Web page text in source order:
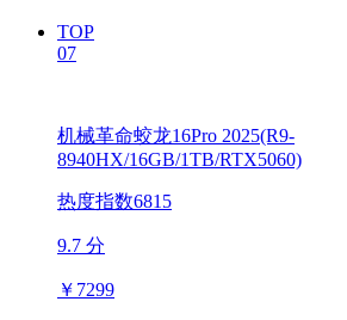
TOP
07
机械革命蛟龙16Pro 2025(R9-
8940HX/16GB/1TB/RTX5060)
热度指数6815
9.7 分
￥ 7299